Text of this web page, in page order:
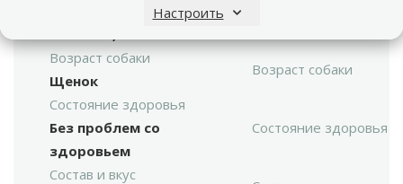
Настроить
Маленькая, Средняя,
Возраст собаки
Щенок
Возраст собаки
Состояние здоровья
Без проблем со
здоровьем
Состояние здоровья
Состав и вкус